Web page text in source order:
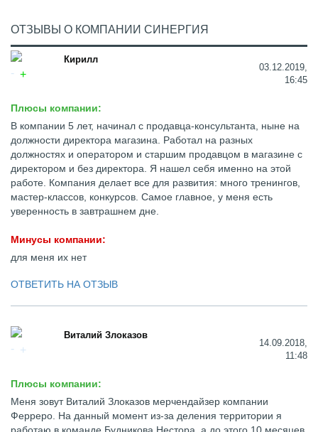
ОТЗЫВЫ О КОМПАНИИ СИНЕРГИЯ
Кирилл
03.12.2019,
16:45
Плюсы компании:
В компании 5 лет, начинал с продавца-консультанта, ныне на
должности директора магазина. Работал на разных
должностях и оператором и старшим продавцом в магазине с
директором и без директора. Я нашел себя именно на этой
работе. Компания делает все для развития: много тренингов,
мастер-классов, конкурсов. Самое главное, у меня есть
уверенность в завтрашнем дне.
Минусы компании:
для меня их нет
ОТВЕТИТЬ НА ОТЗЫВ
Виталий Злоказов
14.09.2018,
11:48
Плюсы компании:
Меня зовут Виталий Злоказов мерчендайзер компании
Ферреро. На данный момент из-за деления территории я